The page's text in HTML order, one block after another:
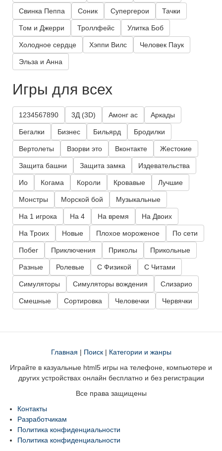
Свинка Пеппа Соник Супергерои Тачки
Том и Джерри Троллфейс Улитка Боб
Холодное сердце Хэппи Вилс Человек Паук
Эльза и Анна
Игры для всех
1234567890 3Д (3D) Амонг ас Аркады
Бегалки Бизнес Бильярд Бродилки
Вертолеты Взорви это Вконтакте Жестокие
Защита башни Защита замка Издевательства
Ио Когама Короли Кровавые Лучшие
Монстры Морской бой Музыкальные
На 1 игрока На 4 На время На Двоих
На Троих Новые Плохое мороженое По сети
Побег Приключения Приколы Прикольные
Разные Ролевые С Физикой С Читами
Симуляторы Симуляторы вождения Слизарио
Смешные Сортировка Человечки Червячки
Главная | Поиск| Категории и жанры
Играйте в казуальные html5 игры на телефоне, компьютере и
других устройствах онлайн бесплатно и без регистрации
Все права защищены
Контакты
Разработчикам
Политика конфиденциальности
Политика конфиденциальности